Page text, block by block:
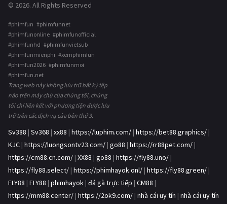
© 2026. All Rights Reserved
#phimfun #phimfunnet
#phimfunonline #phimfunofficial
#phimfunhd #phimfunvietsub
#phimfunmienphi #xemphimfun
#phimfun2026 #phimfunmoi
#phimfun.net
Trang web này không lưu trữ bất kỳ tệp
nào trên máy chủ của chúng tôi, chúng
tôi chỉ liên kết với phương tiện được lưu
trữ trên các dịch vụ của bên thứ 3.
Sv388 | Sv368 | xx88 | https://luphim.com/ | https://bet88.graphics/ |
KJC | https://luongsontv23.com/ | go88 | https://rr88pet.com/ |
https://cm88.cn.com/ | XX88 | go88 | https://fly88.uno/ |
https://fly88.select/ | https://phimhayok.onl/ | https://fly88.green/ |
FLY88 | FLY88 | phimhayok | đá gà trực tiếp | CM88 |
https://mm88.center/ | https://2ok9.com/ | nhà cái uy tín | nhà cái uy tín